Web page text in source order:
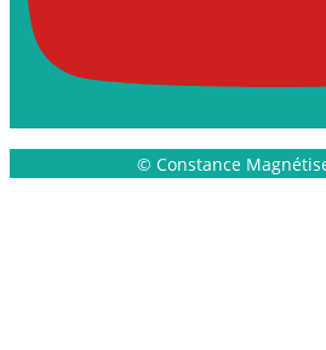
© Constance